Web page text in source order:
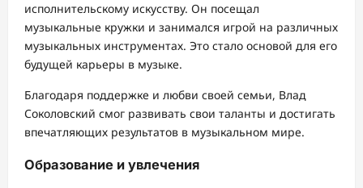
исполнительскому искусству. Он посещал
музыкальные кружки и занимался игрой на различных
музыкальных инструментах. Это стало основой для его
будущей карьеры в музыке.
Благодаря поддержке и любви своей семьи, Влад
Соколовский смог развивать свои таланты и достигать
впечатляющих результатов в музыкальном мире.
Образование и увлечения